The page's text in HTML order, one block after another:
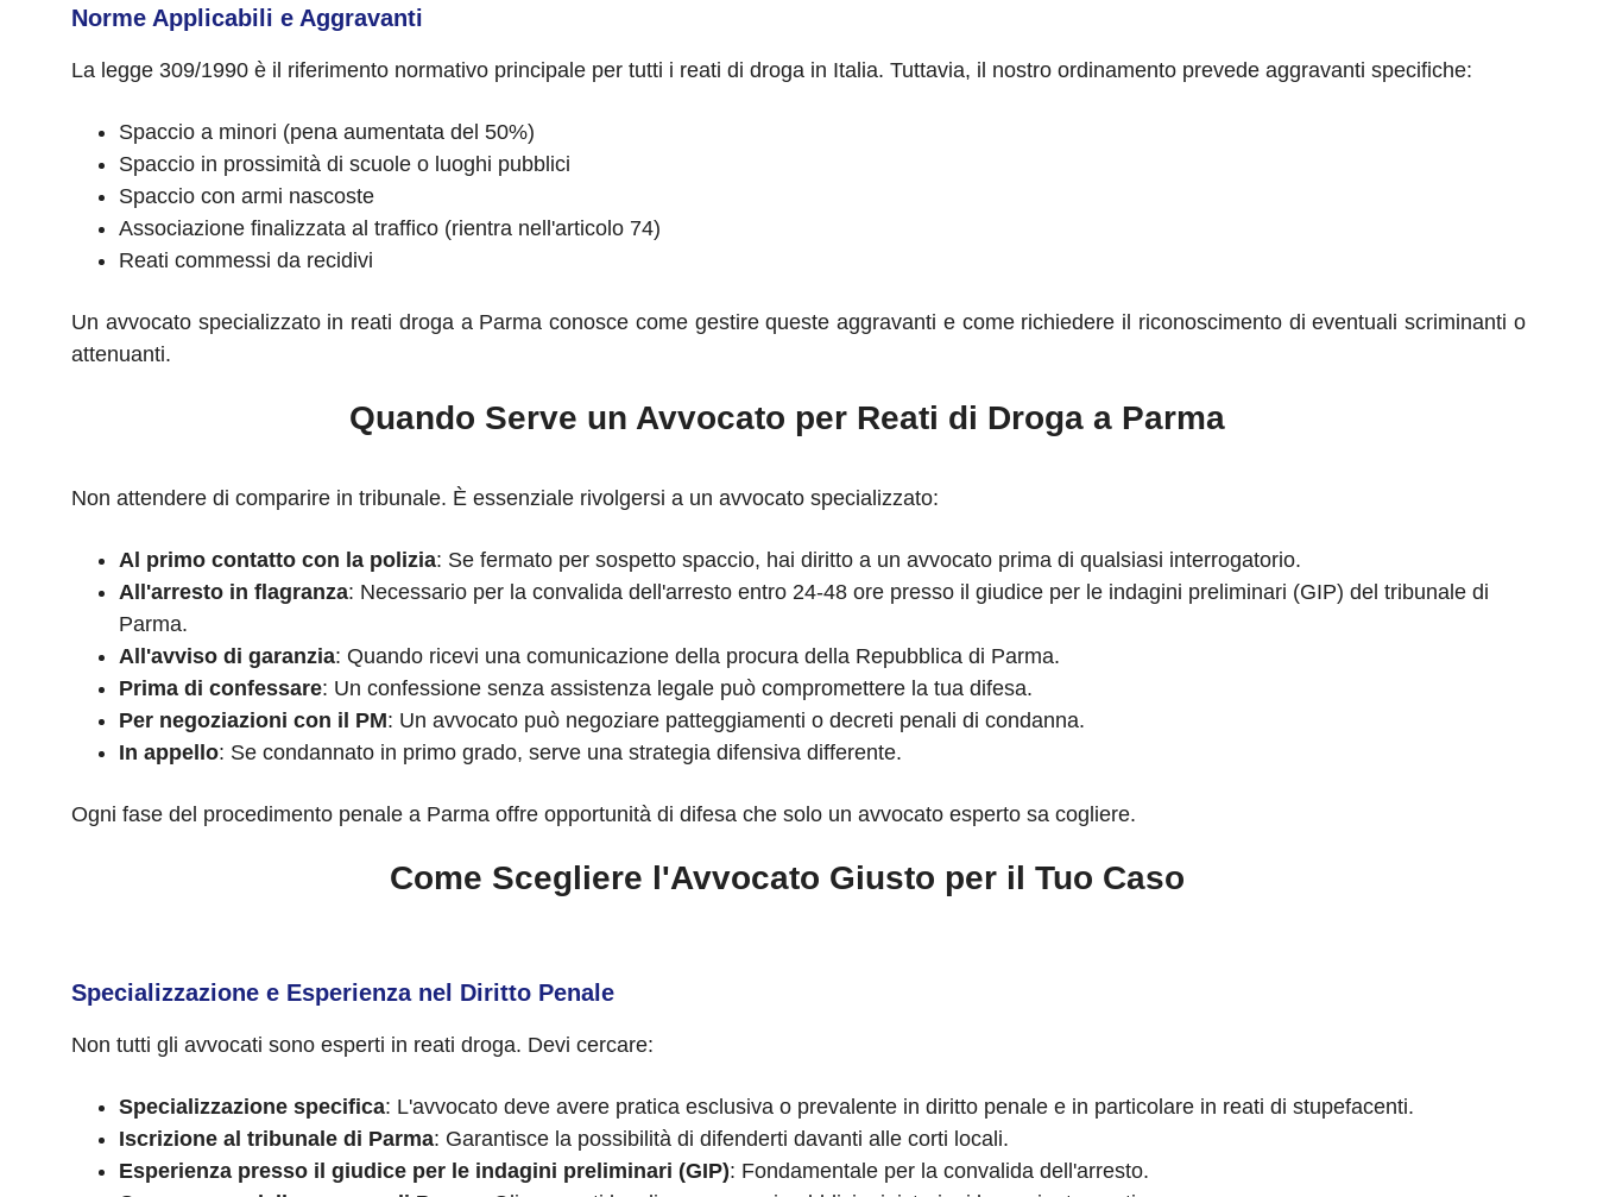
Norme Applicabili e Aggravanti
La legge 309/1990 è il riferimento normativo principale per tutti i reati di droga in Italia. Tuttavia, il nostro ordinamento prevede aggravanti specifiche:
Spaccio a minori (pena aumentata del 50%)
Spaccio in prossimità di scuole o luoghi pubblici
Spaccio con armi nascoste
Associazione finalizzata al traffico (rientra nell'articolo 74)
Reati commessi da recidivi
Un avvocato specializzato in reati droga a Parma conosce come gestire queste aggravanti e come richiedere il riconoscimento di eventuali scriminanti o
attenuanti.
Quando Serve un Avvocato per Reati di Droga a Parma
Non attendere di comparire in tribunale. È essenziale rivolgersi a un avvocato specializzato:
Al primo contatto con la polizia: Se fermato per sospetto spaccio, hai diritto a un avvocato prima di qualsiasi interrogatorio.
All'arresto in flagranza: Necessario per la convalida dell'arresto entro 24-48 ore presso il giudice per le indagini preliminari (GIP) del tribunale di
Parma.
All'avviso di garanzia: Quando ricevi una comunicazione della procura della Repubblica di Parma.
Prima di confessare: Un confessione senza assistenza legale può compromettere la tua difesa.
Per negoziazioni con il PM: Un avvocato può negoziare patteggiamenti o decreti penali di condanna.
In appello: Se condannato in primo grado, serve una strategia difensiva differente.
Ogni fase del procedimento penale a Parma offre opportunità di difesa che solo un avvocato esperto sa cogliere.
Come Scegliere l'Avvocato Giusto per il Tuo Caso
Specializzazione e Esperienza nel Diritto Penale
Non tutti gli avvocati sono esperti in reati droga. Devi cercare:
Specializzazione specifica: L'avvocato deve avere pratica esclusiva o prevalente in diritto penale e in particolare in reati di stupefacenti.
Iscrizione al tribunale di Parma: Garantisce la possibilità di difenderti davanti alle corti locali.
Esperienza presso il giudice per le indagini preliminari (GIP): Fondamentale per la convalida dell'arresto.